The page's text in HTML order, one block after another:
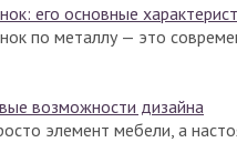
его основные
по металлу — это
возможности дизайна
элемент мебели, а